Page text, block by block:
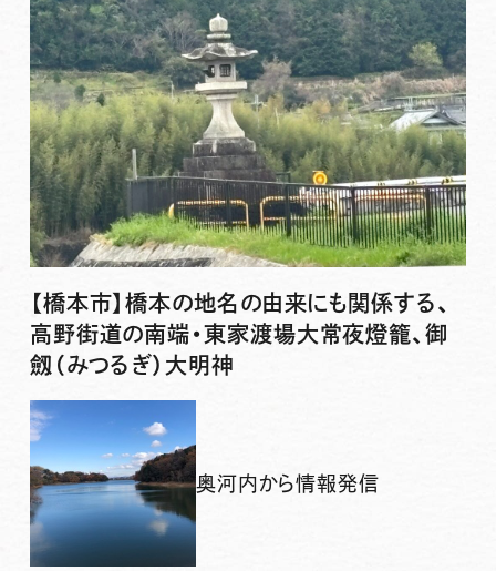
【橋本市】橋本の地名の由来にも関係する、
高野街道の南端・東家渡場大常夜燈籠、御
劔（みつるぎ）大明神
奥河内から情報発信